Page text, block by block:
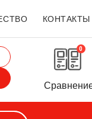
КОНТАКТЫ
0